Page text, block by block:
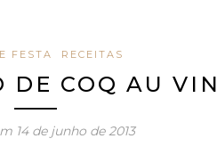
FESTA RECEITAS
DE COQ AU VIN
14 de junho de 2013